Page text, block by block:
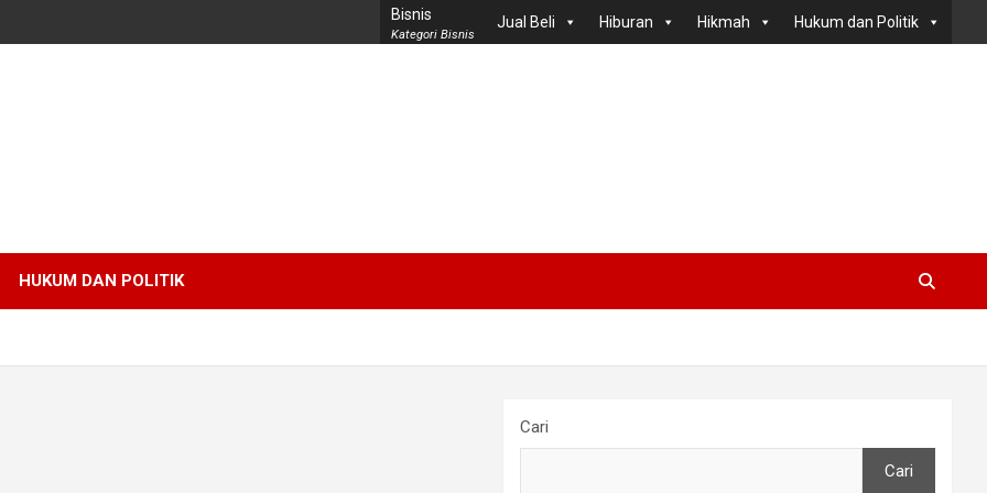
Bisnis
Kategori Bisnis
Jual Beli Hiburan Hikmah Hukum dan Politik
HUKUM DAN POLITIK
Cari
Cari